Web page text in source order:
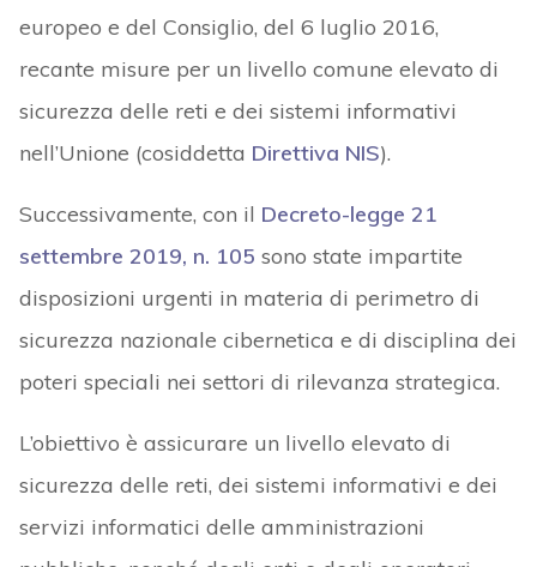
europeo e del Consiglio, del 6 luglio 2016,
recante misure per un livello comune elevato di
sicurezza delle reti e dei sistemi informativi
nell’Unione (cosiddetta Direttiva NIS).
Successivamente, con il Decreto-legge 21
settembre 2019, n. 105 sono state impartite
disposizioni urgenti in materia di perimetro di
sicurezza nazionale cibernetica e di disciplina dei
poteri speciali nei settori di rilevanza strategica.
L’obiettivo è assicurare un livello elevato di
sicurezza delle reti, dei sistemi informativi e dei
servizi informatici delle amministrazioni